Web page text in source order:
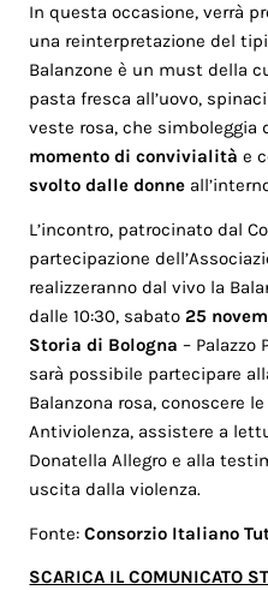
In questa occasione, verrà
una reinterpretazione del
Balanzone è un must della
pasta fresca all’uovo,
veste rosa, che simboleggia
momento di convivialità e
svolto dalle donne
L’incontro, patrocinato dal
partecipazione
realizzeranno dal vivo la
dalle 10:30, sabato25
Storia di Bologna – Palazzo
sarà possibile partecipare
Balanzona rosa, conoscere
Antiviolenza, assistere a
Donatella Allegro e alla
uscita dalla violenza.
Fonte:Consorzio Italiano
SCARICA IL COMUNICATO